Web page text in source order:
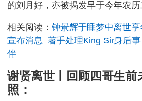
的刘月好，亦被揭发早于今年农历
相关阅读： 钟景辉于睡梦中离世
宣布消息 著手处理King Sir身后
伴
谢贤离世丨回顾四哥生前
照：